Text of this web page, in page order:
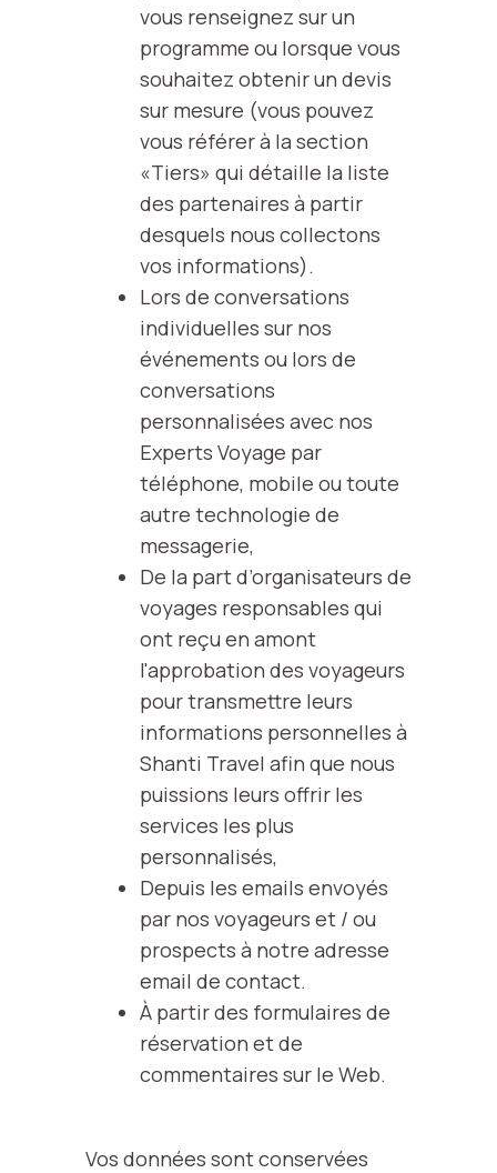
vous renseignez sur un
programme ou lorsque vous
souhaitez obtenir un devis
sur mesure (vous pouvez
vous référer à la section
«Tiers» qui détaille la liste
des partenaires à partir
desquels nous collectons
vos informations).
Lors de conversations
individuelles sur nos
événements ou lors de
conversations
personnalisées avec nos
Experts Voyage par
téléphone, mobile ou toute
autre technologie de
messagerie,
De la part d’organisateurs de
voyages responsables qui
ont reçu en amont
l'approbation des voyageurs
pour transmettre leurs
informations personnelles à
Shanti Travel afin que nous
puissions leurs offrir les
services les plus
personnalisés,
Depuis les emails envoyés
par nos voyageurs et / ou
prospects à notre adresse
email de contact.
À partir des formulaires de
réservation et de
commentaires sur le Web.
Vos données sont conservées